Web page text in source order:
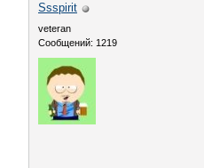
Ssspirit
veteran
Сообщений: 1219